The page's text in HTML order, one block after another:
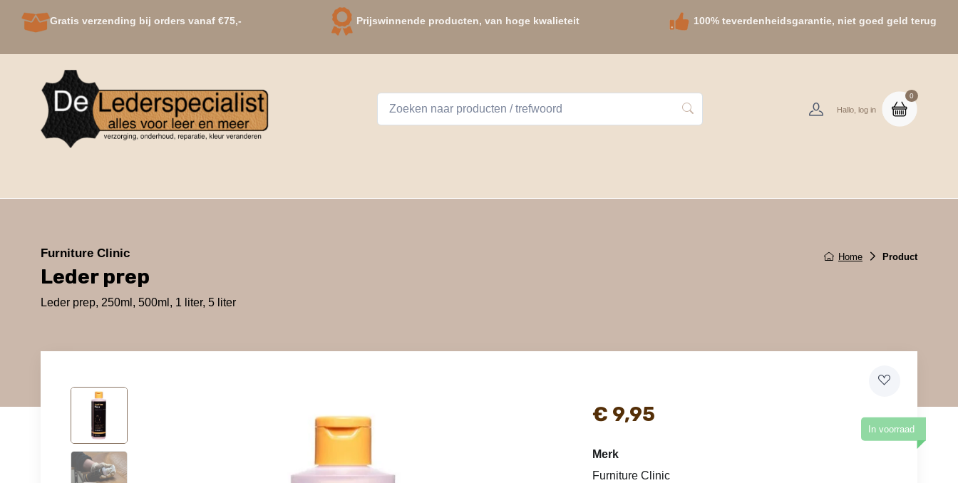
Gratis verzending bij orders vanaf €75,- Prijswinnende producten, van hoge kwalieteit 100% teverdenheidsgarantie, niet goed geld terug
Hallo, log in
0
Home Product
Furniture Clinic
Leder prep
Leder prep, 250ml, 500ml, 1 liter, 5 liter
€ 9,95
In voorraad
Merk
Furniture Clinic